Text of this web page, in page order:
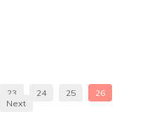
23 24 25
26
Next